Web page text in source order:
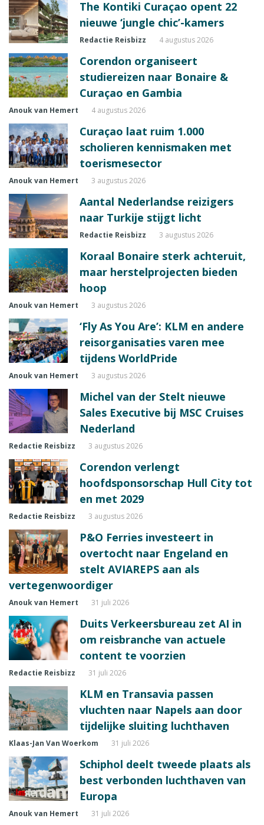
The Kontiki Curaçao opent 22
nieuwe ‘jungle chic’-kamers
Redactie Reisbizz 4 augustus 2026
Corendon organiseert
studiereizen naar Bonaire &
Curaçao en Gambia
Anouk van Hemert 4 augustus 2026
Curaçao laat ruim 1.000
scholieren kennismaken met
toerismesector
Anouk van Hemert 3 augustus 2026
Aantal Nederlandse reizigers
naar Turkije stijgt licht
Redactie Reisbizz 3 augustus 2026
Koraal Bonaire sterk achteruit,
maar herstelprojecten bieden
hoop
Anouk van Hemert 3 augustus 2026
‘Fly As You Are’: KLM en andere
reisorganisaties varen mee
tijdens WorldPride
Anouk van Hemert 3 augustus 2026
Michel van der Stelt nieuwe
Sales Executive bij MSC Cruises
Nederland
Redactie Reisbizz 3 augustus 2026
Corendon verlengt
hoofdsponsorschap Hull City tot
en met 2029
Redactie Reisbizz 3 augustus 2026
P&O Ferries investeert in
overtocht naar Engeland en
stelt AVIAREPS aan als
vertegenwoordiger
Anouk van Hemert 31 juli 2026
Duits Verkeersbureau zet AI in
om reisbranche van actuele
content te voorzien
Redactie Reisbizz 31 juli 2026
KLM en Transavia passen
vluchten naar Napels aan door
tijdelijke sluiting luchthaven
Klaas-Jan Van Woerkom 31 juli 2026
Schiphol deelt tweede plaats als
best verbonden luchthaven van
Europa
Anouk van Hemert 31 juli 2026